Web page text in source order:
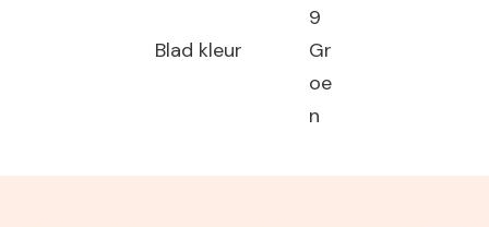
9
Blad kleur
Gr
oe
n